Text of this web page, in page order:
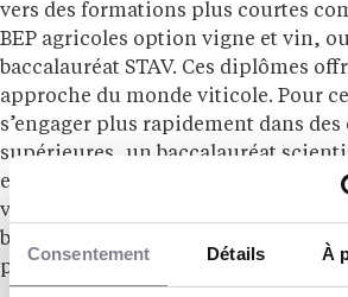
Consentement Détails À
vers des formations plus courtes
BEP agricoles option vigne et vin,
baccalauréat STAV. Ces diplômes
approche du monde viticole. Pour
s’engager plus rapidement dans des
supérieures, un baccalauréat
en biologie ou en chimie, est
viticulture-œnologie peut
base solide pour intégrer ensuite
professionnelle ou un BUT en lien